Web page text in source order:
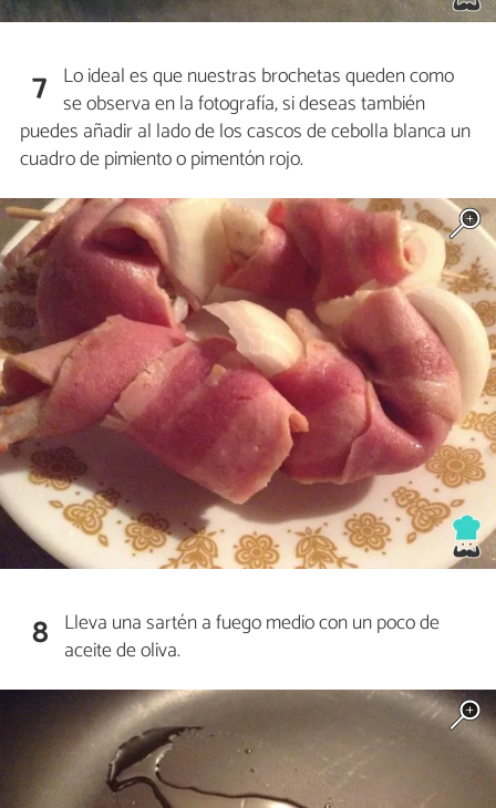
7 Lo ideal es que nuestras brochetas queden como
se observa en la fotografía, si deseas también
puedes añadir al lado de los cascos de cebolla blanca un
cuadro de pimiento o pimentón rojo.
8 Lleva una sartén a fuego medio con un poco de
aceite de oliva.